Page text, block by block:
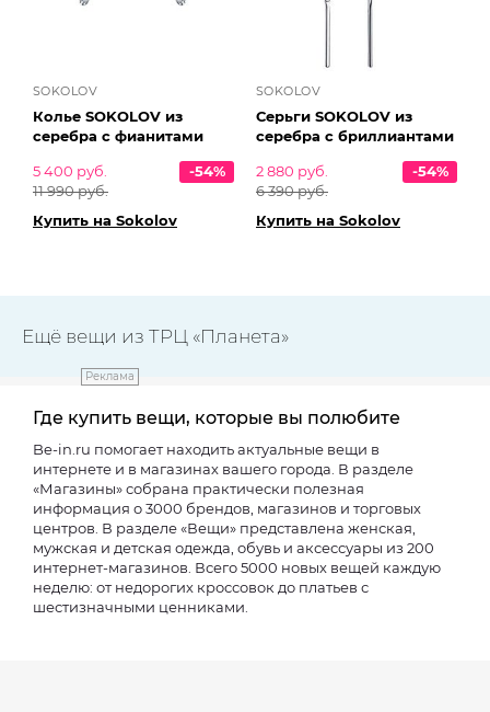
SOKOLOV
Колье SOKOLOV из
серебра с фианитами
5 400 руб.
11 990 руб.
-54%
Купить на Sokolov
SOKOLOV
Серьги SOKOLOV из
серебра с бриллиантами
2 880 руб.
6 390 руб.
-54%
Купить на Sokolov
Ещё вещи из ТРЦ «Планета»
Реклама
Где купить вещи, которые вы полюбите
Be-in.ru помогает находить актуальные вещи в
интернете и в магазинах вашего города. В разделе
«Магазины» собрана практически полезная
информация о 3000 брендов, магазинов и торговых
центров. В разделе «Вещи» представлена женская,
мужская и детская одежда, обувь и аксессуары из 200
интернет-магазинов. Всего 5000 новых вещей каждую
неделю: от недорогих кроссовок до платьев с
шестизначными ценниками.